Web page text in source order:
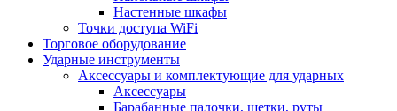
Настенные шкафы
Точки доступа WiFi
Торговое оборудование
Ударные инструменты
Аксессуары и комплектующие для ударных
Аксессуары
Барабанные палочки, щетки, руты